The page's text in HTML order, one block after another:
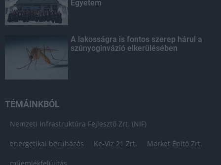
Egyetem
A lakosságra is fontos szerep hárul a
szúnyoginvázió elkerülésében
TÉMÁINKBÓL
Nemzeti Infrastruktúra Fejlesztő Zrt. (NIF)
energetikai beruházás Ke-Víz 21 Zrt. Market Építő Zrt.